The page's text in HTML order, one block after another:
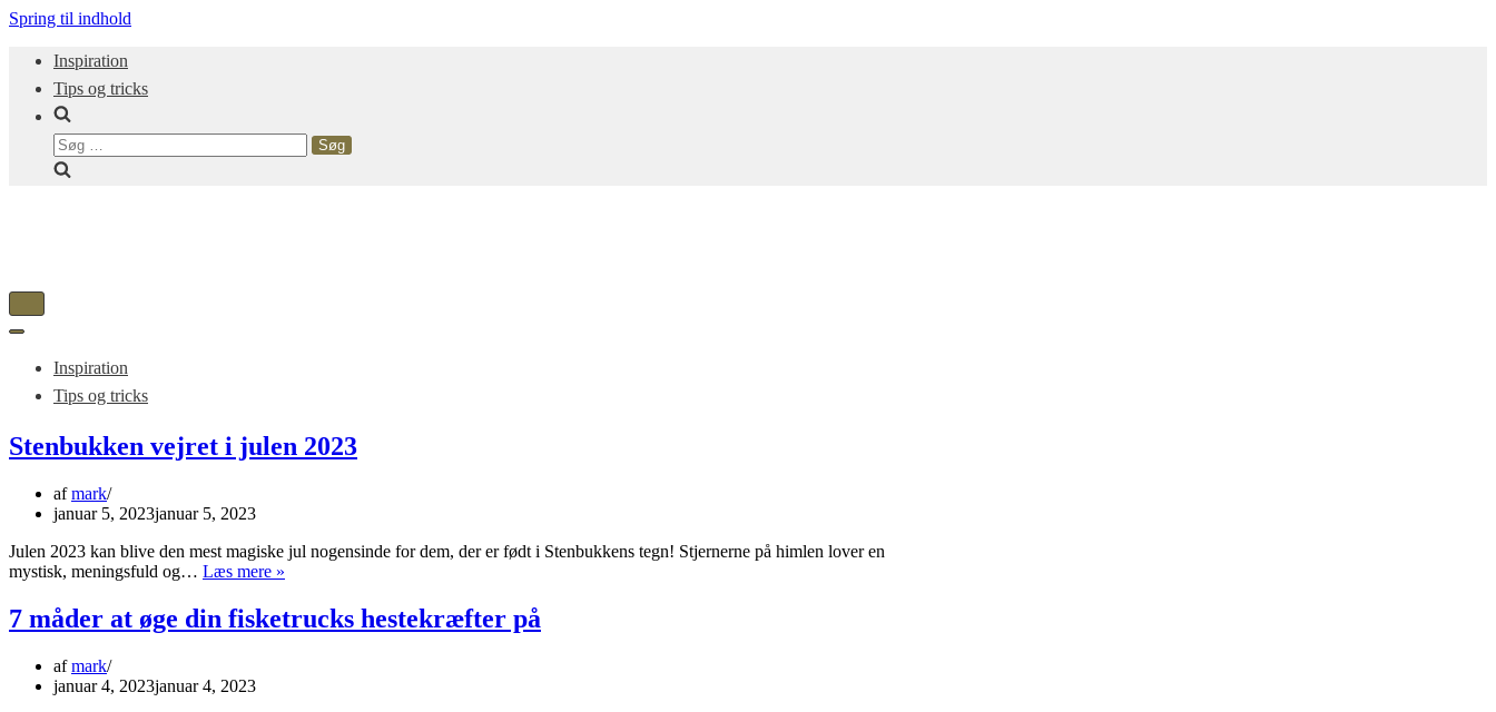
Spring til indhold
Inspiration
Tips og tricks
Søg
efter:
Tænd/sluk
Tænd/sluk
navigationInspiration
Tips og tricks
Stenbukken vejret i julen 2023
afmark
januar 5, 2023januar 5, 2023
Julen 2023 kan blive den mest magiske jul nogensinde for dem, der er født i Stenbukkens tegn! Stjernerne på himlen lover en
mystisk, meningsfuld og… Læs mere »
i
julen
7 måder at øge din fisketrucks hestekræfter på
afmark
januar 4, 2023januar 4, 2023